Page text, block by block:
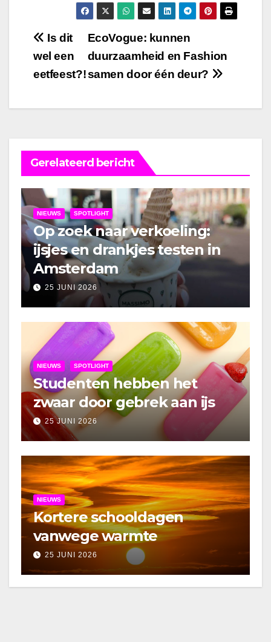
Bericht
navigatie
EcoVogue: kunnen
duurzaamheid en Fashion
samen door één deur?
Is dit
wel een
eetfeest?!
Gerelateerd bericht
NIEUWS SPOTLIGHT
Op zoek naar verkoeling:
ijsjes en drankjes testen in
Amsterdam
25 JUNI 2026
NIEUWS SPOTLIGHT
Studenten hebben het
zwaar door gebrek aan ijs
25 JUNI 2026
NIEUWS
Kortere schooldagen
vanwege warmte
25 JUNI 2026